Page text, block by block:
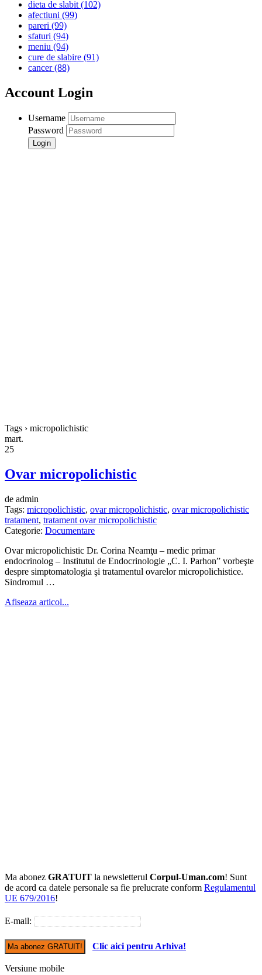
dieta de slabit(102)
afectiuni (99)
pareri (99)
sfaturi (94)
meniu (94)
cure de slabire (91)
cancer(88)
Account Login
Username
Password
Tags › micropolichistic
mart.
25
Ovar micropolichistic
de admin
Tags: micropolichistic, ovar micropolichistic, ovar micropolichistic
tratament, tratament ovar micropolichistic
Categorie: Documentare
Ovar micropolichistic Dr. Corina Neamţu – medic primar
endocrinolog – Institutul de Endocrinologie „C. I. Parhon” vorbeşte
despre simptomatologia şi tratamentul ovarelor micropolichistice.
Sindromul …
Afiseaza articol...
Ma abonez GRATUIT la newsletterul Corpul-Uman.com! Sunt
de acord ca datele personale sa fie prelucrate conform Regulamentul
UE 679/2016!
E-mail:
Clic aici pentru Arhiva!
Versiune mobile